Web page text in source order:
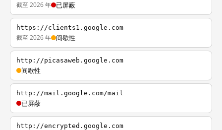
截至 2026 年 已屏蔽
https://clients1.google.com
截至 2026 年 间歇性
http://picasaweb.google.com
间歇性
http://mail.google.com/mail
已屏蔽
http://encrypted.google.com